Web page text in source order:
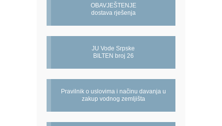
OBAVJEŠTENJE
dostava rješenja
JU Vode Srpske
BILTEN broj 26
Pravilnik o uslovima i načinu davanja u
zakup vodnog zemljišta